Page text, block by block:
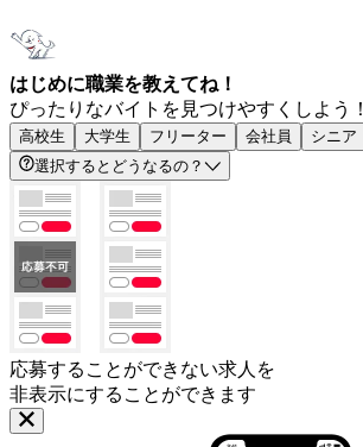
はじめに職業を教えてね！
ぴったりなバイトを見つけやすくしよう！
高校生 大学生 フリーター 会社員 シニア
選択するとどうなるの？
応募することができない求人を
非表示にすることができます